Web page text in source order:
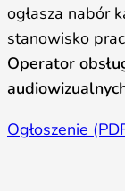
ogłasza nabór
stanowisko
Operator
Ogłoszenie